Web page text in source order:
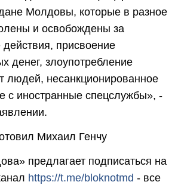
Молдовы, которые в разное
и освобождены за
присвоение
денег, злоупотребление
людей, несанкционированное
с иностранные спецслужбы», -
Михаил Генчу
предлагает подписаться на
https://t.me/bloknotmd - все